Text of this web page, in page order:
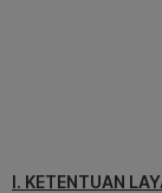
I. KETENTUAN